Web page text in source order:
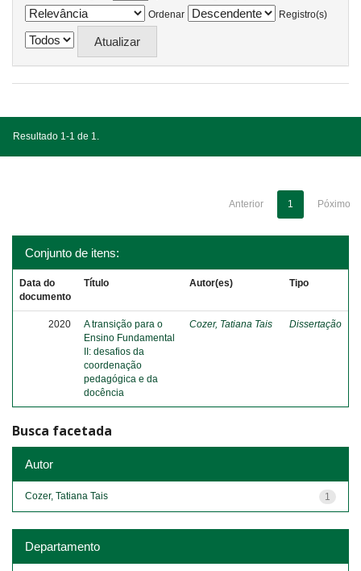
Ordenar
Registro(s)
Resultado 1-1 de 1.
Anterior 1 Póximo
Conjunto de itens:
Data do
documento
Título Autor(es) Tipo
2020
A transição para o
Ensino Fundamental
II: desafios da
coordenação
pedagógica e da
docência
Cozer, Tatiana Tais Dissertação
Busca facetada
Autor
1
Cozer, Tatiana Tais
Departamento